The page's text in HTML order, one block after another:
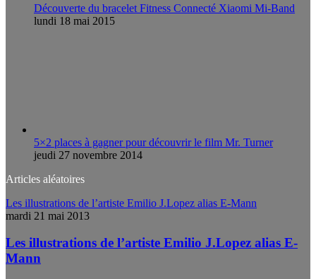
Découverte du bracelet Fitness Connecté Xiaomi Mi-Band
lundi 18 mai 2015
5×2 places à gagner pour découvrir le film Mr. Turner
jeudi 27 novembre 2014
Articles aléatoires
Les illustrations de l’artiste Emilio J.Lopez alias E-Mann
mardi 21 mai 2013
Les illustrations de l’artiste Emilio J.Lopez alias E-
Mann